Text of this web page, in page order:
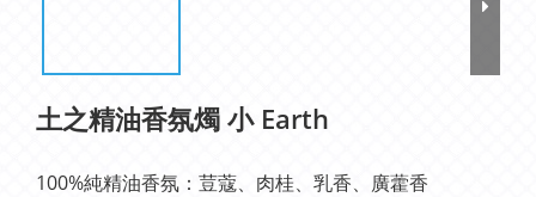
土之精油香氛燭 小 Earth
100%純精油香氛：荳蔻、肉桂、乳香、廣藿香